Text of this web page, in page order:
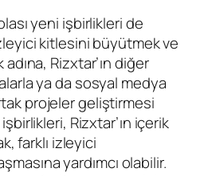
yeni işbirlikleri de
kitlesini büyütmek ve
Rizxtar’ın diğer
ya da sosyal medya
projeler geliştirmesi
Rizxtar’ın içerik
farklı izleyici
yardımcı olabilir.